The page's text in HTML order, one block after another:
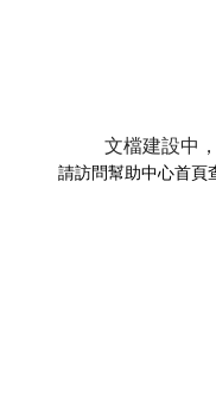
文檔建設中
請訪問幫助中心首頁